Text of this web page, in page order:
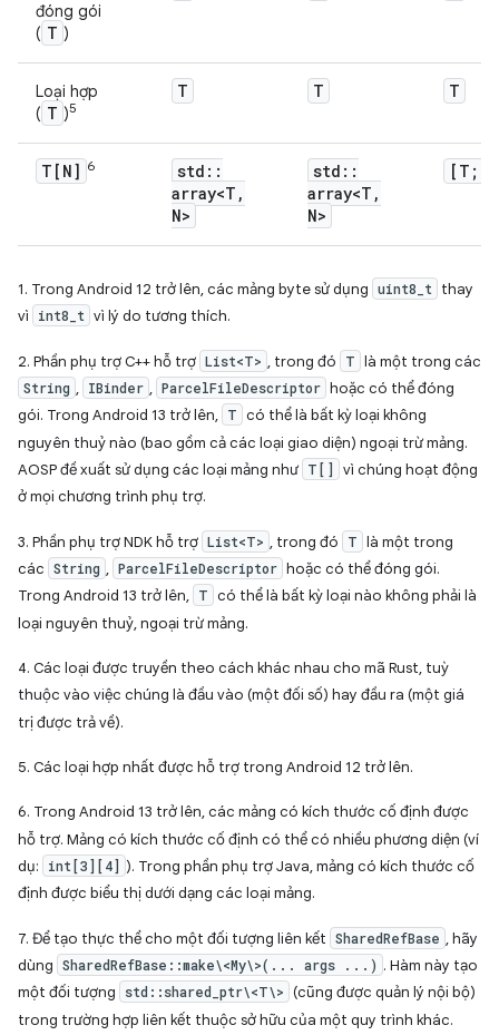
đóng gói
( T )
Loại hợp
( T )5
T T T
T[N] 6 std ::
array<T ,
N>
std ::
array<T ,
N>
[T;
1. Trong Android 12 trở lên, các mảng byte sử dụng uint8_t
thay
vì
int8_t vì lý do tương thích.
2. Phần phụ trợ C++ hỗ trợ List<T> , trong đó T là một trong các
String , IBinder , ParcelFileDescriptor hoặc có thể đóng
gói. Trong Android 13 trở lên, T có thể là bất kỳ loại không
nguyên thuỷ nào (bao gồm cả các loại giao diện) ngoại trừ mảng.
AOSP đề xuất sử dụng các loại mảng như T[]
vì chúng hoạt động
ở mọi chương trình phụ trợ.
3. Phần phụ trợ NDK hỗ trợ List<T> , trong đó T là một trong
các String , ParcelFileDescriptor hoặc có thể đóng gói.
Trong Android 13 trở lên, T có thể là bất kỳ loại nào không phải là
loại nguyên thuỷ, ngoại trừ mảng.
4. Các loại được truyền theo cách khác nhau cho mã Rust, tuỳ
thuộc vào việc chúng là đầu vào (một đối số) hay đầu ra (một giá
trị được trả về).
5. Các loại hợp nhất được hỗ trợ trong Android 12 trở lên.
6. Trong Android 13 trở lên, các mảng có kích thước cố định được
hỗ trợ. Mảng có kích thước cố định có thể có nhiều phương diện (ví
dụ:
int[3][4] ). Trong phần phụ trợ Java, mảng có kích thước cố
định được biểu thị dưới dạng các loại mảng.
7. Để tạo thực thể cho một đối tượng liên kết SharedRefBase , hãy
dùng SharedRefBase::make\<My\>(... args ...) . Hàm này tạo
một đối tượng
std::shared_ptr\<T\> (cũng được quản lý nội bộ)
trong trường hợp liên kết thuộc sở hữu của một quy trình khác.